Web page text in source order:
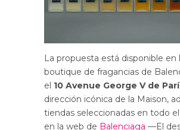
La propuesta está disponible en
boutique de fragancias de
el 10 Avenue George V de
dirección icónica de la Maison,
tiendas seleccionadas en todo
en la web de Balenciaga —El